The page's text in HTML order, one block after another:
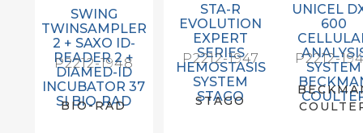
SWING
TWINSAMPLER
2 + SAXO ID-
READER 2 +
DIAMED-ID
INCUBATOR 37
SI BIO-RAD
P2212-1948
BIO-RAD
STA-R
EVOLUTION
EXPERT
SERIES
HEMOSTASIS
SYSTEM
STAGO
P2212-1947
STAGO
UNICEL
600
SYSTEM
P2212-